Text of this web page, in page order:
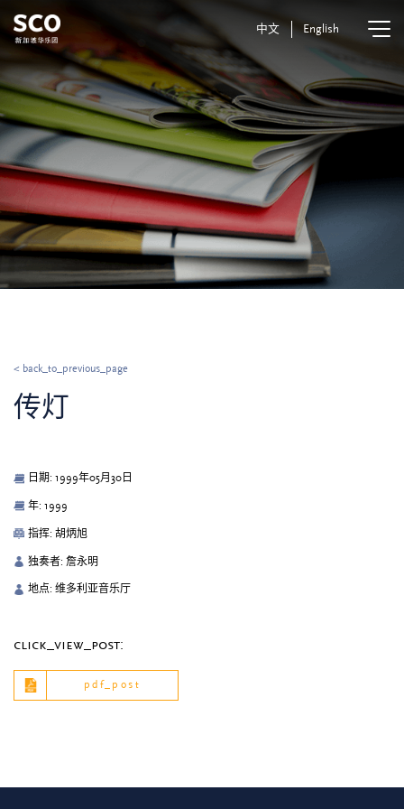
中文 English
< back_to_previous_page
传灯
日期: 1999年05月30日
年: 1999
指挥: 胡炳旭
独奏者: 詹永明
地点: 维多利亚音乐厅
click_view_post:
pdf_post